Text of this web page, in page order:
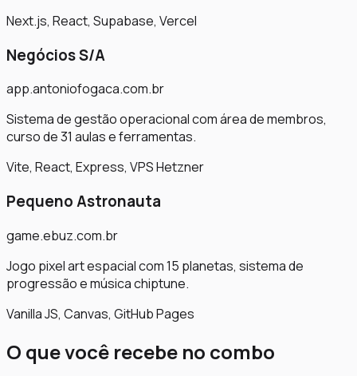
Next.js, React, Supabase, Vercel
Negócios S/A
app.antoniofogaca.com.br
Sistema de gestão operacional com área de membros,
curso de 31 aulas e ferramentas.
Vite, React, Express, VPS Hetzner
Pequeno Astronauta
game.ebuz.com.br
Jogo pixel art espacial com 15 planetas, sistema de
progressão e música chiptune.
Vanilla JS, Canvas, GitHub Pages
O que você recebe no combo